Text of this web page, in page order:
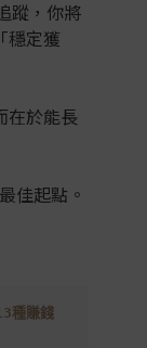
蹤，你將
穩定獲
在於能長
佳起點。
種賺錢